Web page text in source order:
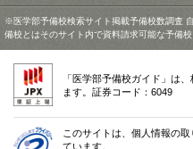
※医学部予備校検索サイト掲載予備校数調査
備校とはそのサイト内で資料請求可能な予備
「医学部予備校ガイド」は
ます。証券コード：6049
このサイトは、個人情報の
ています。